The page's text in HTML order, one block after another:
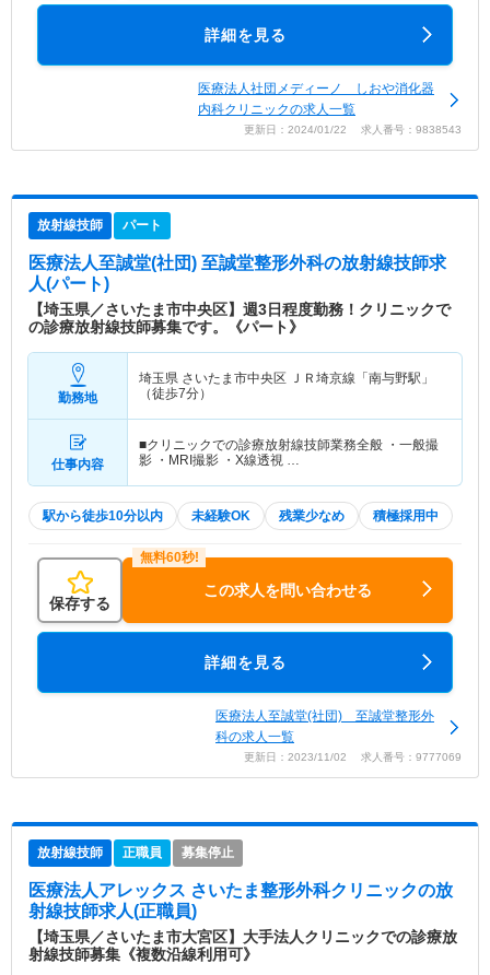
詳細を見る
医療法人社団メディーノ しおや消化器
内科クリニックの求人一覧
更新日：2024/01/22 求人番号：9838543
放射線技師 パート
医療法人至誠堂(社団) 至誠堂整形外科の放射線技師求
人(パート)
【埼玉県／さいたま市中央区】週3日程度勤務！クリニックで
の診療放射線技師募集です。《パート》
勤務地
埼玉県 さいたま市中央区 ＪＲ埼京線「南与野駅」
（徒歩7分）
仕事内容
■クリニックでの診療放射線技師業務全般 ・一般撮
影 ・MRI撮影 ・X線透視 …
駅から徒歩10分以内 未経験OK 残業少なめ 積極採用中
保存する
この求人を問い合わせる
詳細を見る
医療法人至誠堂(社団) 至誠堂整形外
科の求人一覧
更新日：2023/11/02 求人番号：9777069
放射線技師 正職員 募集停止
医療法人アレックス さいたま整形外科クリニックの放
射線技師求人(正職員)
【埼玉県／さいたま市大宮区】大手法人クリニックでの診療放
射線技師募集《複数沿線利用可》